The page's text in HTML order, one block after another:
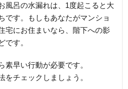
風呂の水漏れは、1度起こると大
です。もしもあなたがマンショ
宅にお住まいなら、階下への影
です。
素早い行動が必要です。
をチェックしましょう。